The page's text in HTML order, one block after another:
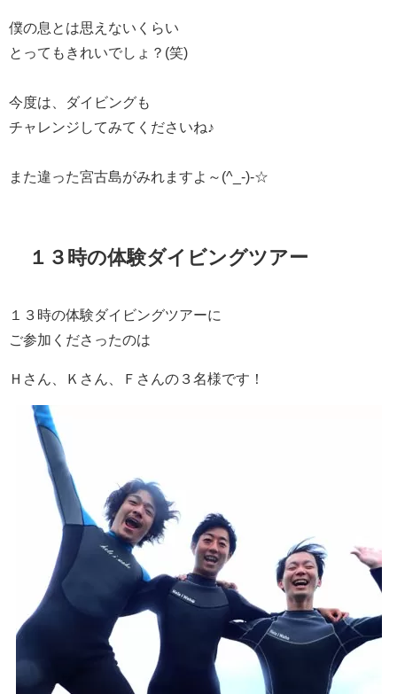
僕の息とは思えないくらい
とってもきれいでしょ？(笑)
今度は、ダイビングも
チャレンジしてみてくださいね♪
また違った宮古島がみれますよ～(^_-)-☆
１３時の体験ダイビングツアー
１３時の体験ダイビングツアーに
ご参加くださったのは
Ｈさん、Ｋさん、Ｆさんの３名様です！